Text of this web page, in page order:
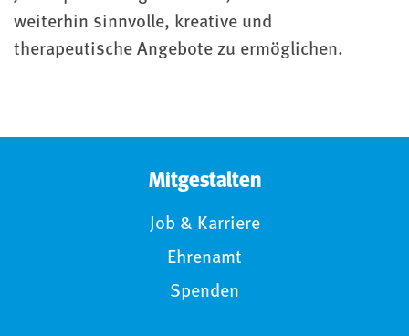
weiterhin sinnvolle, kreative und
therapeutische Angebote zu ermöglichen.
Mitgestalten
Job & Karriere
Ehrenamt
Spenden